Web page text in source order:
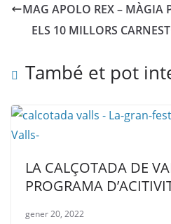
MAG APOLO REX – MÀGIA
ELS 10 MILLORS
També et pot
LA CALÇOTADA DE
PROGRAMA
gener 20, 2022